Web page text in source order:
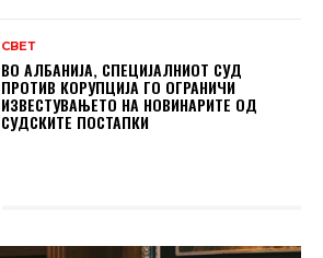
СВЕТ
ВО АЛБАНИЈА, СПЕЦИЈАЛНИОТ СУД
ПРОТИВ КОРУПЦИЈА ГО ОГРАНИЧИ
ИЗВЕСТУВАЊЕТО НА НОВИНАРИТЕ ОД
СУДСКИТЕ ПОСТАПКИ